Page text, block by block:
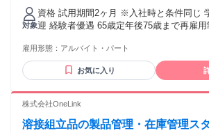
～9時 時給150円UP 16～22時 時給200円
対象
資格 試用期間2ヶ月 ※入社時と条件同じ
迎 経験者優遇 65歳定年後75歳まで再雇
雇用形態： アルバイト・パート
お気に入り
株式会社OneLink
溶接組立品の製品管理・在庫管理ス